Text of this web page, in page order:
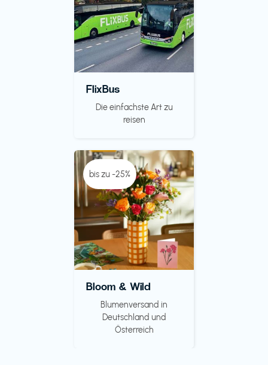
FlixBus
Die einfachste Art zu
reisen
bis zu -25%
Bloom & Wild
Blumenversand in
Deutschland und
Österreich